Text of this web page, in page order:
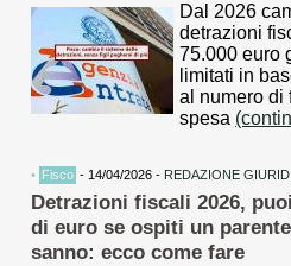
Dal 2026
detrazioni
75.000 euro
limitati in
al numero di
spesa
• Fisco - 14/04/2026 - REDAZIONE
Detrazioni fiscali 2026,
di euro se ospiti un
sanno: ecco come fare